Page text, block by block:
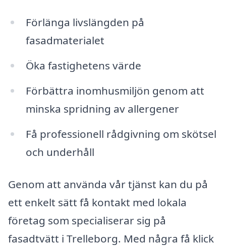
Förlänga livslängden på
fasadmaterialet
Öka fastighetens värde
Förbättra inomhusmiljön genom att
minska spridning av allergener
Få professionell rådgivning om skötsel
och underhåll
Genom att använda vår tjänst kan du på
ett enkelt sätt få kontakt med lokala
företag som specialiserar sig på
fasadtvätt i Trelleborg. Med några få klick